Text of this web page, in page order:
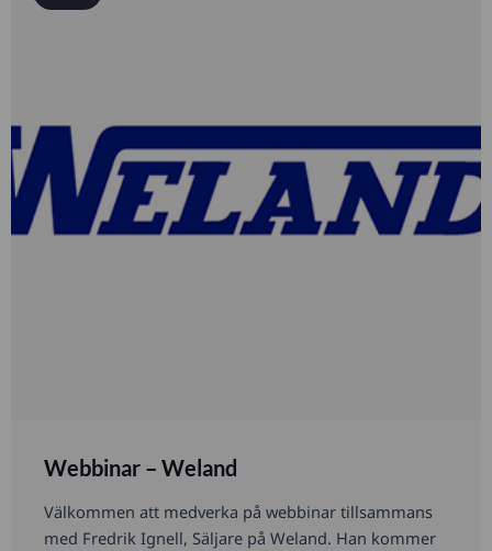
Webbinar – Weland
Välkommen att medverka på webbinar tillsammans
med Fredrik Ignell, Säljare på Weland. Han kommer